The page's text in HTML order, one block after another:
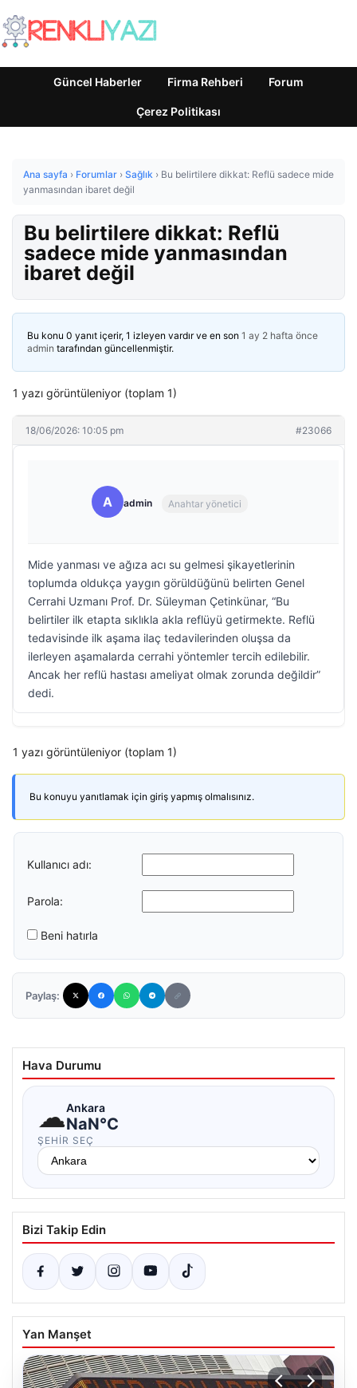
Güncel Haberler Firma Rehberi Forum
Çerez Politikası
Ana sayfa › Forumlar › Sağlık › Bu belirtilere dikkat: Reflü sadece mide
yanmasından ibaret değil
Bu belirtilere dikkat: Reflü
sadece mide yanmasından
ibaret değil
Bu konu 0 yanıt içerir, 1 izleyen vardır ve en son 1 ay 2 hafta önce
admin tarafından güncellenmiştir.
1 yazı görüntüleniyor (toplam 1)
18/06/2026: 10:05 pm #23066
A admin Anahtar yönetici
Mide yanması ve ağıza acı su gelmesi şikayetlerinin
toplumda oldukça yaygın görüldüğünü belirten Genel
Cerrahi Uzmanı Prof. Dr. Süleyman Çetinkünar, “Bu
belirtiler ilk etapta sıklıkla akla reflüyü getirmekte. Reflü
tedavisinde ilk aşama ilaç tedavilerinden oluşsa da
ilerleyen aşamalarda cerrahi yöntemler tercih edilebilir.
Ancak her reflü hastası ameliyat olmak zorunda değildir”
dedi.
1 yazı görüntüleniyor (toplam 1)
Bu konuyu yanıtlamak için giriş yapmış olmalısınız.
Kullanıcı adı:
Parola:
Beni hatırla
Paylaş:
Hava Durumu
☁Ankara
NaN°C
ŞEHIR SEÇ
Bizi Takip Edin
Yan Manşet